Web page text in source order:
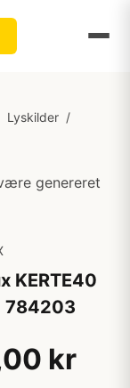
Lyskilder /
genereret
KERTE40
784203
kr